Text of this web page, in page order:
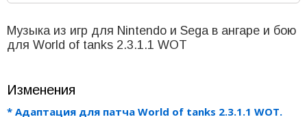
Музыка из игр для Nintendo и Sega в ангаре и бою
для World of tanks 2.3.1.1 WOT
Изменения
* Адаптация для патча World of tanks 2.3.1.1 WOT.